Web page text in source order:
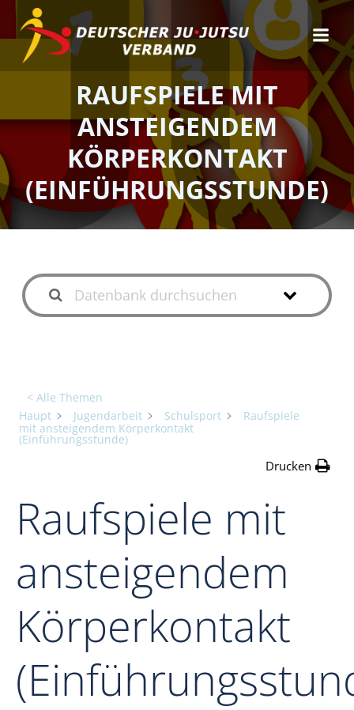
Inhalt
springen
RAUFSPIELE MIT
ANSTEIGENDEM
KÖRPERKONTAKT
(EINFÜHRUNGSSTUNDE)
< Alle Themen
Haupt
Jugendarbeit Schulsport
Raufspiele
mit ansteigendem Körperkontakt
(Einführungsstunde)
Drucken
Raufspiele mit
ansteigendem
Körperkontakt